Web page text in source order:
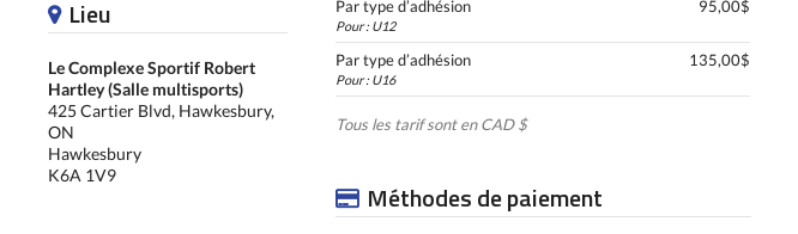
Par type d’adhésion
Pour : U12
95,00$
Par type d’adhésion
Pour : U16
135,00$
Tous les tarif sont en CAD $
Méthodes de paiement
Lieu
Le Complexe Sportif Robert
Hartley (Salle multisports)
425 Cartier Blvd, Hawkesbury,
ON
Hawkesbury
K6A 1V9